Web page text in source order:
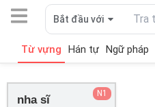
Bắt đầu với
Từ vựng Hán tự Ngữ pháp
nha sĩ N1